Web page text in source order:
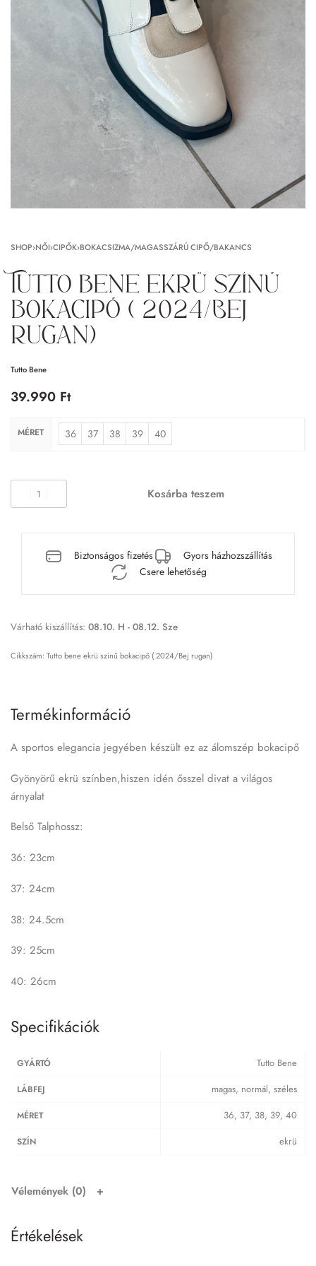
SHOP›NŐI›CIPŐK›BOKACSIZMA/MAGASSZÁRÚ CIPŐ/BAKANCS
Tutto bene ekrü színű
bokacipő ( 2024/Bej
rugan)
Tutto Bene
39.990 Ft
MÉRET 36 37 38 39 40
Kosárba teszem
Biztonságos fizetés
Gyors házhozszállítás
Csere lehetőség
Várható kiszállítás: 08.10. H - 08.12. Sze
Tutto bene ekrü színű bokacipő ( 2024/Bej rugan)
Termékinformáció
A sportos elegancia jegyében készült ez az álomszép bokacipő
Gyönyörű ekrü színben,hiszen idén ősszel divat a világos
árnyalat
Belső Talphossz:
36: 23cm
37: 24cm
38: 24.5cm
39: 25cm
40: 26cm
Specifikációk
GYÁRTÓ Tutto Bene
LÁBFEJ magas, normál, széles
MÉRET 36, 37, 38, 39, 40
SZÍN ekrü
Vélemények (0)
Értékelések